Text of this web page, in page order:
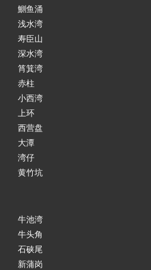
鰂鱼涌
浅水湾
寿臣山
深水湾
筲箕湾
赤柱
小西湾
上环
西营盘
大潭
湾仔
黄竹坑
牛池湾
牛头角
石硖尾
新蒲岗